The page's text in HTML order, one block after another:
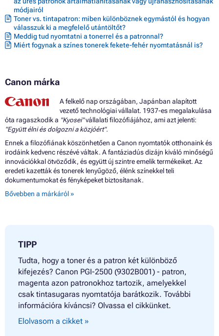
módjairól
Toner vs. tintapatron: miben különböznek egymástól és hogyan
válasszuk ki a megfelelő utántöltőt?
Meddig tud nyomtatni a tonerrel és a patronnal?
Miért fogynak a színes tonerek fekete-fehér nyomtatásnál is?
Canon márka
A felkelő nap országában, Japánban alapított
vezető technológiai vállalat. 1937-es megalakulása
óta ragaszkodik a "Kyosei"vállalati filozófiájához, ami azt jelenti:
"Együtt élni és dolgozni a közjóért".
Ennek a filozófiának köszönhetően a Canon nyomtatók otthonaink és
irodáink kedvenc részévé váltak. A fantáziadús dizájn kiváló minőségű
innovációkkal ötvöződik, és együtt új szintre emelik termékeiket. Az
eredeti kazetták és tonerek lenyűgöző, élénk színekkel teli
dokumentumokat és fényképeket biztosítanak.
Bővebben a márkáról »
TIPP
Tudta, hogy a toner és a patron két különböző
kifejezés? Canon PGI-2500 (9302B001) - patron,
magenta azon patronokhoz tartozik, amelyekkel
csak tintasugaras nyomtatója barátkozik. További
információra kíváncsi? Olvassa el cikkünket.
Elolvasom a cikket »